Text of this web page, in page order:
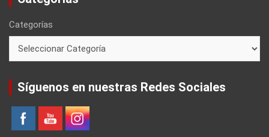
Categorías
Síguenos en nuestras Redes Sociales